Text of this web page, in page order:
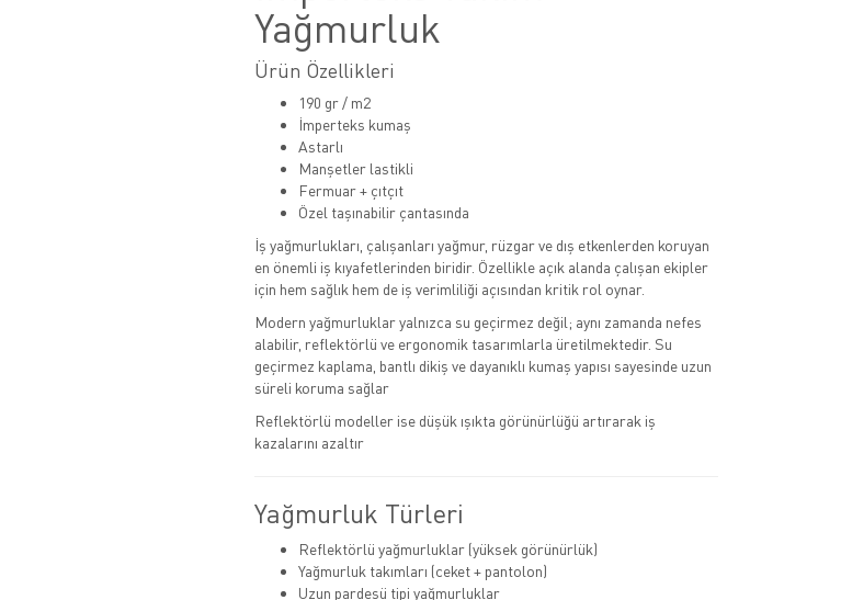
Yağmurluk
Ürün Özellikleri
190 gr / m2
İmperteks kumaş
Astarlı
Manşetler lastikli
Fermuar + çıtçıt
Özel taşınabilir çantasında
İş yağmurlukları, çalışanları yağmur, rüzgar ve dış etkenlerden koruyan
en önemli iş kıyafetlerinden biridir. Özellikle açık alanda çalışan ekipler
için hem sağlık hem de iş verimliliği açısından kritik rol oynar.
Modern yağmurluklar yalnızca su geçirmez değil; aynı zamanda nefes
alabilir, reflektörlü ve ergonomik tasarımlarla üretilmektedir. Su
geçirmez kaplama, bantlı dikiş ve dayanıklı kumaş yapısı sayesinde uzun
süreli koruma sağlar
Reflektörlü modeller ise düşük ışıkta görünürlüğü artırarak iş
kazalarını azaltır
Yağmurluk Türleri
Reflektörlü yağmurluklar (yüksek görünürlük)
Yağmurluk takımları (ceket + pantolon)
Uzun pardesü tipi yağmurluklar